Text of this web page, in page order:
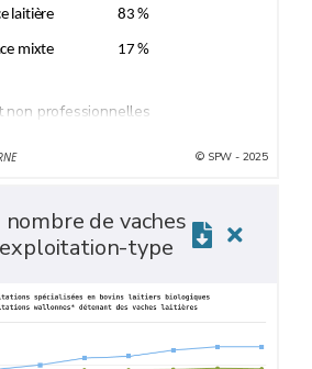
laitière 83 %
mixte 17 %
non professionnelles
© SPW - 2025
de vaches
type